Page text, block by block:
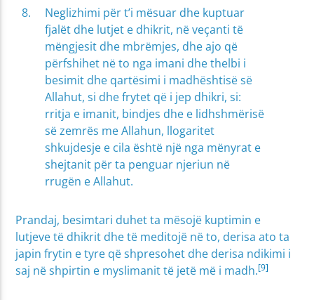
Neglizhimi për t’i mësuar dhe kuptuar
fjalët dhe lutjet e dhikrit, në veçanti të
mëngjesit dhe mbrëmjes, dhe ajo që
përfshihet në to nga imani dhe thelbi i
besimit dhe qartësimi i madhështisë së
Allahut, si dhe frytet që i jep dhikri, si:
rritja e imanit, bindjes dhe e lidhshmërisë
së zemrës me Allahun, llogaritet
shkujdesje e cila është një nga mënyrat e
shejtanit për ta penguar njeriun në
rrugën e Allahut.
Prandaj, besimtari duhet ta mësojë kuptimin e
lutjeve të dhikrit dhe të meditojë në to, derisa ato ta
japin frytin e tyre që shpresohet dhe derisa ndikimi i
saj në shpirtin e myslimanit të jetë më i madh.[9]